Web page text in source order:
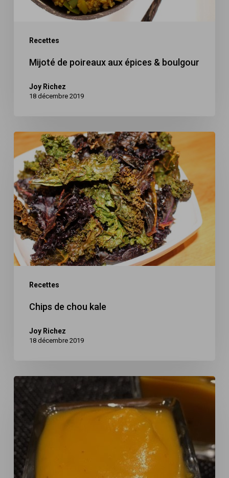
Recettes
Mijoté de poireaux aux épices & boulgour
Joy Richez
18 décembre 2019
Recettes
Chips
de
chou
kale
Chips de chou kale
Joy Richez
18 décembre 2019
Soupe
butternut